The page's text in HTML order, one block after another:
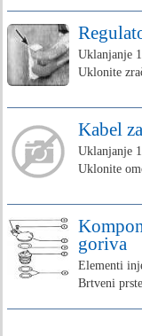
Uklanjanje
Uklonite
Kabel
Uklanjanje
Uklonite
goriva
Elementi
Brtveni